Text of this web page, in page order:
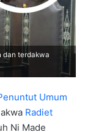
dan terdakwa
Umum
Radiet
Ni Made